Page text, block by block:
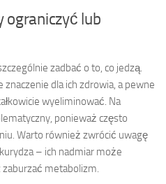
ograniczyć lub
zadbać o to, co jedzą.
dla ich zdrowia, a pewne
wyeliminować. Na
ponieważ często
Warto również zwrócić uwagę
– ich nadmiar może
metabolizm.